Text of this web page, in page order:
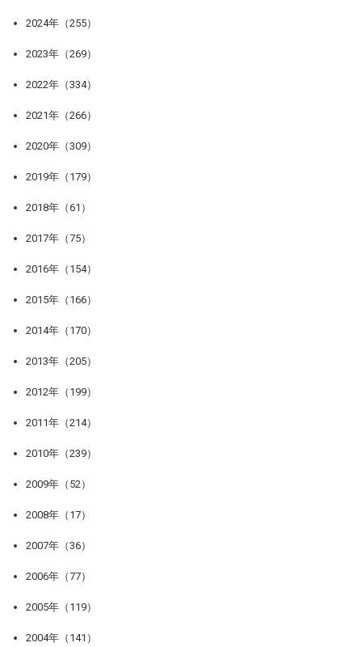
2024年（255）
2023年（269）
2022年（334）
2021年（266）
2020年（309）
2019年（179）
2018年（61）
2017年（75）
2016年（154）
2015年（166）
2014年（170）
2013年（205）
2012年（199）
2011年（214）
2010年（239）
2009年（52）
2008年（17）
2007年（36）
2006年（77）
2005年（119）
2004年（141）